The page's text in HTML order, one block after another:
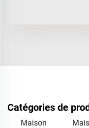
Catégories de
Maison